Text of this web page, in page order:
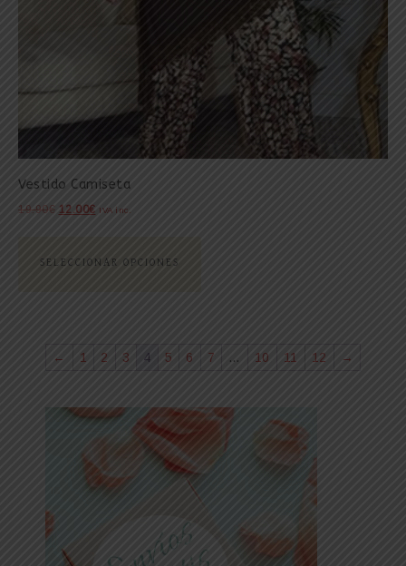
Vestido Camiseta
19.90€ 12.00€ IVA inc.
SELECCIONAR OPCIONES
← 1 2 3 4 5 6 7 … 10 11 12 →